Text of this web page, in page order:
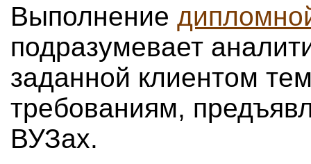
Выполнение
подразумевает
заданной клиентом
требованиям,
ВУЗах.